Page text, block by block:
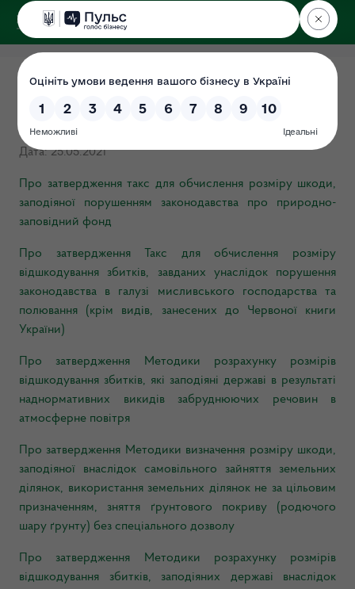
ДЕРЖЕКОІНСПЕКЦІЯ
Такси та методики
нарахування збитків
Дата: 25.05.2021
Про затвердження такс для обчислення розміру шкоди,
заподіяної порушенням законодавства про природно-
заповідний фонд
Про затвердження Такс для обчислення розміру
відшкодування збитків, завданих унаслідок порушення
законодавства в галузі мисливського господарства та
полювання (крім видів, занесених до Червоної книги
України)
Про затвердження Методики розрахунку розмірів
відшкодування збитків, які заподіяні державі в результаті
наднормативних викидів забруднюючих речовин в
атмосферне повітря
Про затвердження Методики визначення розміру шкоди,
заподіяної внаслідок самовільного зайняття земельних
ділянок, використання земельних ділянок не за цільовим
призначенням, зняття ґрунтового покриву (родючого
шару ґрунту) без спеціального дозволу
Про затвердження Методики розрахунку розмірів
відшкодування збитків, заподіяних державі внаслідок